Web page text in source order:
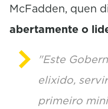
McFadden, quen
abertamente o
"Este
elixido,
primeiro